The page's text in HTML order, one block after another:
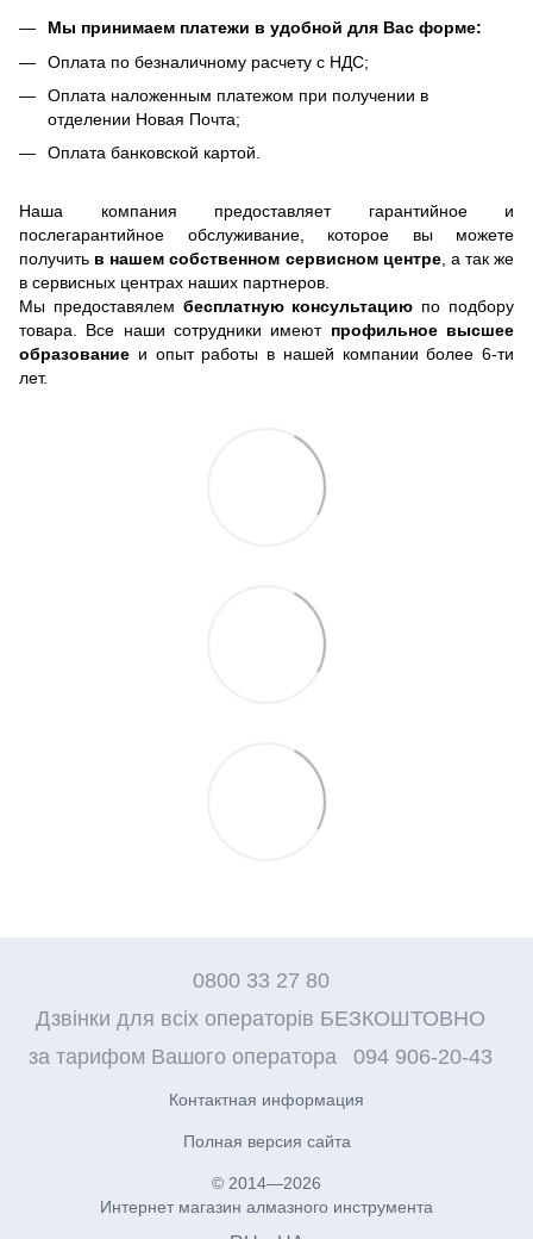
Мы принимаем платежи в удобной для Вас форме:
Оплата по безналичному расчету с НДС;
Оплата наложенным платежом при получении в
отделении Новая Почта;
Оплата банковской картой.
Наша компания предоставляет гарантийное и
послегарантийное обслуживание, которое вы можете
получить в нашем собственном сервисном центре, а так же
в сервисных центрах наших партнеров.
Мы предоставялем бесплатную консультацию по подбору
товара. Все наши сотрудники имеют профильное высшее
образование и опыт работы в нашей компании более 6-ти
лет.
0800 33 27 80
Дзвінки для всіх операторів БЕЗКОШТОВНО
за тарифом Вашого оператора
094 906-20-43
Контактная информация
Полная версия сайта
© 2014—2026
Интернет магазин алмазного инструмента